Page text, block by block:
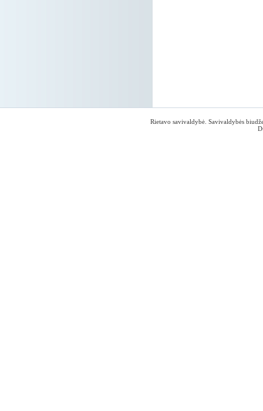
Rietavo savivaldybė. Savivaldybės